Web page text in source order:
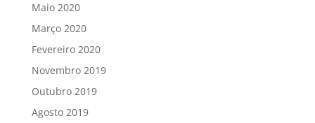
Maio 2020
Março 2020
Fevereiro 2020
Novembro 2019
Outubro 2019
Agosto 2019